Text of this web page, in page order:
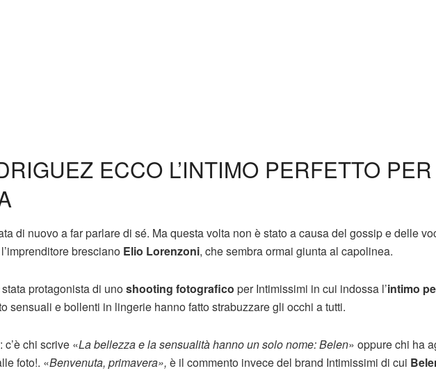
ECCO L’INTIMO PERFETTO
di nuovo a far parlare di sé. Ma questa volta non è stato a causa del gossip e delle
bresciano Elio Lorenzoni, che sembra ormai giunta al capolinea.
protagonista di unoshooting fotografico per Intimissimi in cui indossa l’intimo
sensuali e bollenti in lingerie hanno fatto strabuzzare gli occhi a tutti.
chi scrive «La bellezza e la sensualità hanno un solo nome: Belen» oppure chi ha
foto!. «Benvenuta, primavera», è il commento invece del brand Intimissimi di cui